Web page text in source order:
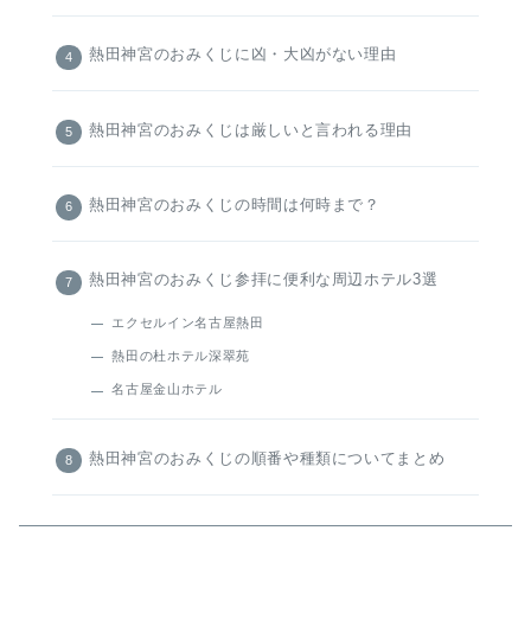
熱田神宮のおみくじに凶・大凶がない理由
熱田神宮のおみくじは厳しいと言われる理由
熱田神宮のおみくじの時間は何時まで？
熱田神宮のおみくじ参拝に便利な周辺ホテル3選
エクセルイン名古屋熱田
熱田の杜ホテル深翠苑
名古屋金山ホテル
熱田神宮のおみくじの順番や種類についてまとめ